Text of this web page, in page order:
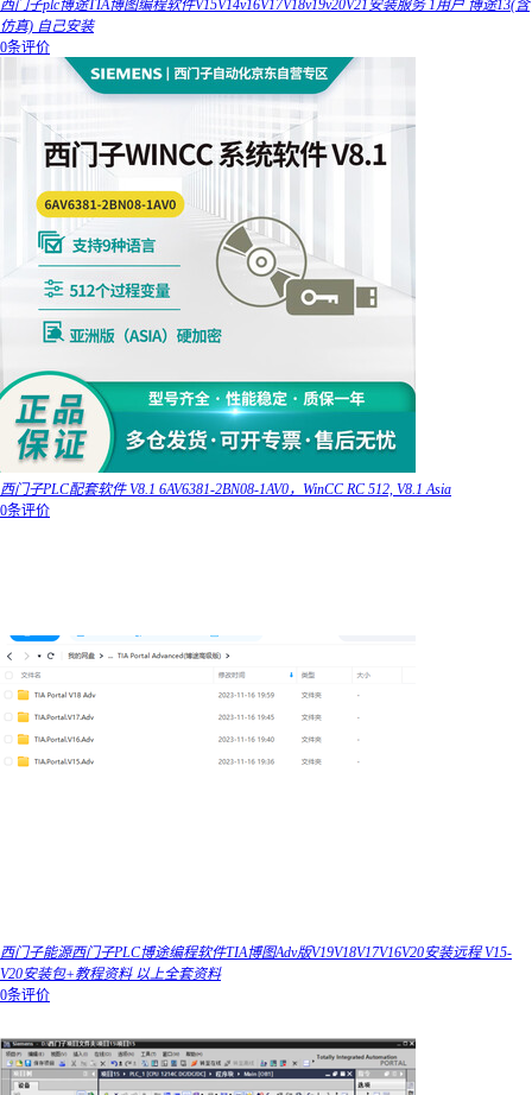
西门子plc博途TIA博图编程软件V15V14v16V17V18v19v20V21安装服务 1用户 博途13(含
仿真) 自己安装
0条评价
西门子PLC配套软件 V8.1 6AV6381-2BN08-1AV0，WinCC RC 512, V8.1 Asia
0条评价
西门子能源西门子PLC博途编程软件TIA博图Adv版V19V18V17V16V20安装远程 V15-
V20安装包+教程资料 以上全套资料
0条评价